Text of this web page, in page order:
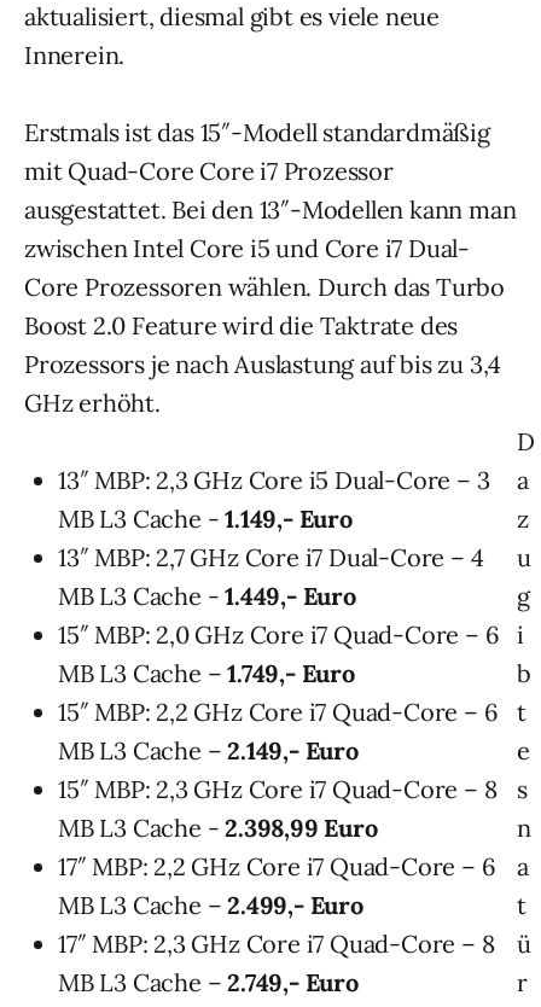
aktualisiert, diesmal gibt es viele neue
Innerein.
Erstmals ist das 15″-Modell standardmäßig
mit Quad-Core Core i7 Prozessor
ausgestattet. Bei den 13″-Modellen kann man
zwischen Intel Core i5 und Core i7 Dual-
Core Prozessoren wählen. Durch das Turbo
Boost 2.0 Feature wird die Taktrate des
Prozessors je nach Auslastung auf bis zu 3,4
GHz erhöht.
13″ MBP: 2,3 GHz Core i5 Dual-Core – 3
MB L3 Cache - 1.149,- Euro
13″ MBP: 2,7 GHz Core i7 Dual-Core – 4
MB L3 Cache - 1.449,- Euro
15″ MBP: 2,0 GHz Core i7 Quad-Core – 6
MB L3 Cache –1.749,- Euro
15″ MBP: 2,2 GHz Core i7 Quad-Core – 6
MB L3 Cache –2.149,- Euro
15″ MBP: 2,3 GHz Core i7 Quad-Core – 8
MB L3 Cache - 2.398,99 Euro
17″ MBP: 2,2 GHz Core i7 Quad-Core – 6
MB L3 Cache –2.499,- Euro
17″ MBP: 2,3 GHz Core i7 Quad-Core – 8
MB L3 Cache –2.749,- Euro
D
a
z
u
g
i
b
t
e
s
n
a
t
ü
r